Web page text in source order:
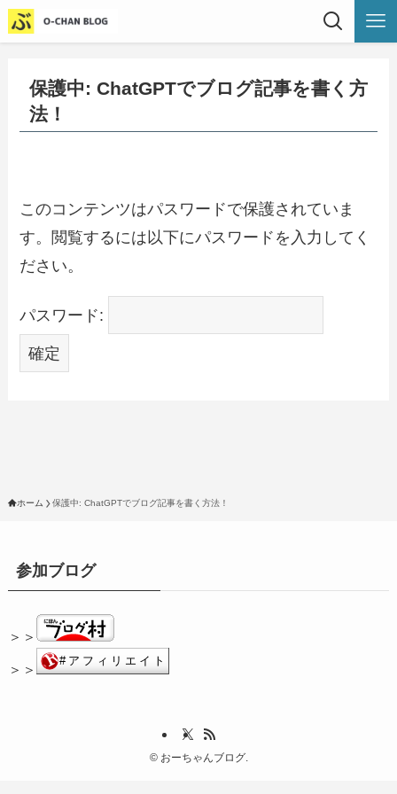
保護中: ChatGPTでブログ記事を書く方
法！
このコンテンツはパスワードで保護されていま
す。閲覧するには以下にパスワードを入力してく
ださい。
パスワード:
ホーム 保護中: ChatGPTでブログ記事を書く方法！
参加ブログ
＞＞
＞＞
©おーちゃんブログ.